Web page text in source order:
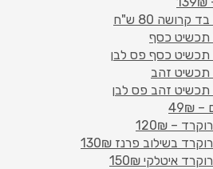
ש"ח
כסף
כסף פס לבן
זהב
זהב פס לבן
פרנז 130₪
150₪